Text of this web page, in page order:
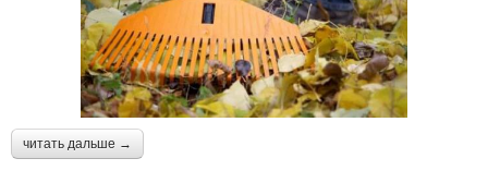
читать дальше →